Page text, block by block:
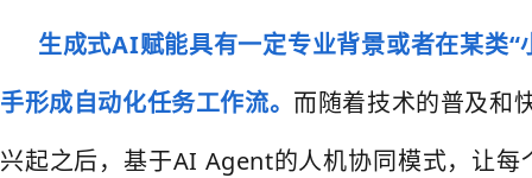
生成式AI赋能具有一定专业背景或者在某类
手形成自动化任务工作流。 而随着技术的普及和
兴起之后，基于AI Agent的人机协同模式，让